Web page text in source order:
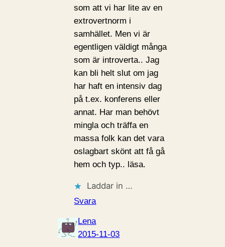
som att vi har lite av en
extrovertnorm i
samhället. Men vi är
egentligen väldigt många
som är introverta.. Jag
kan bli helt slut om jag
har haft en intensiv dag
på t.ex. konferens eller
annat. Har man behövt
mingla och träffa en
massa folk kan det vara
oslagbart skönt att få gå
hem och typ.. läsa.
Laddar in …
Svara
Lena
2015-11-03